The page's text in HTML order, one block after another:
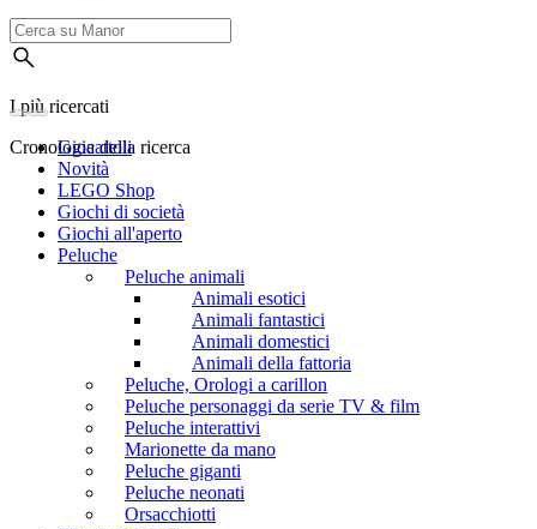
I più ricercati
Cronologia della ricerca
Giocattoli
Novità
LEGO Shop
Giochi di società
Giochi all'aperto
Peluche
Peluche animali
Animali esotici
Animali fantastici
Animali domestici
Animali della fattoria
Peluche, Orologi a carillon
Peluche personaggi da serie TV & film
Peluche interattivi
Marionette da mano
Peluche giganti
Peluche neonati
Orsacchiotti